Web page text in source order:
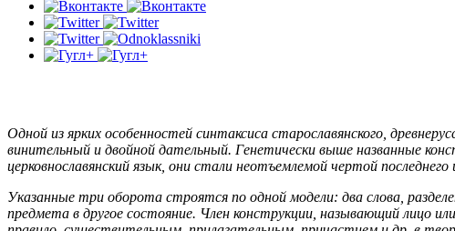
Одной из ярких особенностей синтаксиса старославянского,
винительный и двойной дательный. Генетически выше названные
церковнославянский язык, они стали неотъемлемой чертой
Указанные три оборота строятся по одной модели: два слова,
предмета в другое состояние. Член конструкции, называющий лицо